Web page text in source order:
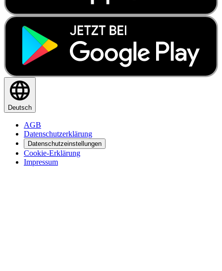
Deutsch
AGB
Datenschutzerklärung
Datenschutzeinstellungen
Cookie-Erklärung
Impressum